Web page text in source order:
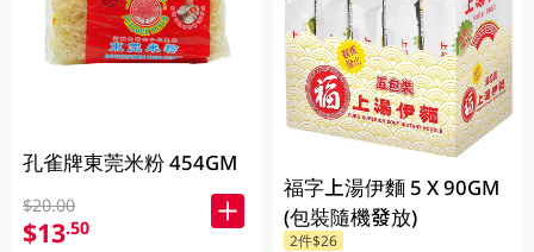
孔雀牌東莞米粉 454GM
$20.00
$13.50
福字上湯伊麵 5 X 90GM
(包裝隨機發放)
2件$26